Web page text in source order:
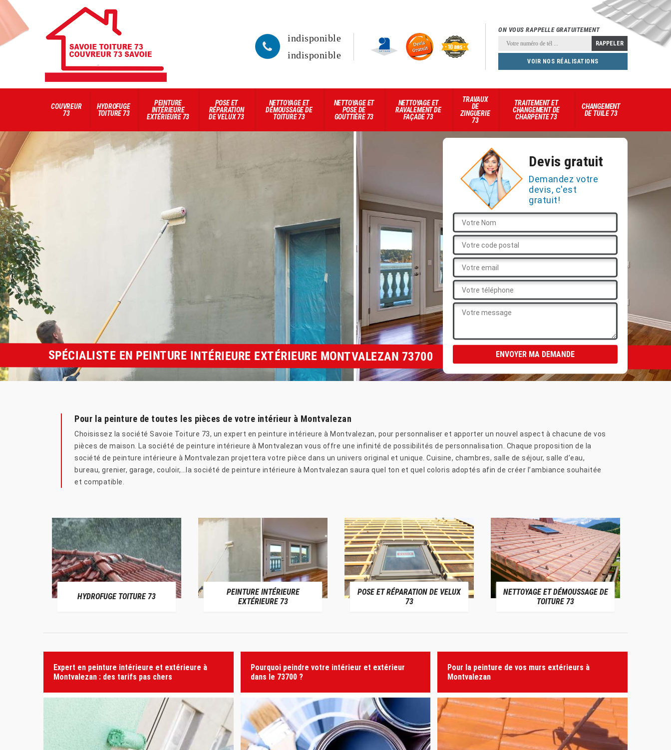
indisponible
indisponible
ON VOUS RAPPELLE GRATUITEMENT
VOIR NOS RÉALISATIONS
COUVREUR
73
HYDROFUGE
TOITURE 73
PEINTURE
INTÉRIEURE
EXTÉRIEURE 73
POSE ET
RÉPARATION
DE VELUX 73
NETTOYAGE ET
DÉMOUSSAGE DE
TOITURE 73
NETTOYAGE ET
POSE DE
GOUTTIÈRE 73
NETTOYAGE ET
RAVALEMENT DE
FAÇADE 73
TRAVAUX
DE
ZINGUERIE
73
TRAITEMENT ET
CHANGEMENT DE
CHARPENTE 73
CHANGEMENT
DE TUILE 73
Devis gratuit
Demandez votre
devis, c'est
gratuit!
SPÉCIALISTE EN PEINTURE INTÉRIEURE EXTÉRIEURE MONTVALEZAN 73700
Pour la peinture de toutes les pièces de votre intérieur à Montvalezan
Choisissez la société Savoie Toiture 73, un expert en peinture intérieure à Montvalezan, pour personnaliser et apporter un nouvel aspect à chacune de vos
pièces de maison. La société de peinture intérieure à Montvalezan vous offre une infinité de possibilités de personnalisation. Chaque proposition de la
société de peinture intérieure à Montvalezan projettera votre pièce dans un univers original et unique. Cuisine, chambres, salle de séjour, salle d’eau,
bureau, grenier, garage, couloir,…la société de peinture intérieure à Montvalezan saura quel ton et quel coloris adoptés afin de créer l’ambiance souhaitée
et compatible.
HYDROFUGE TOITURE 73
PEINTURE INTÉRIEURE
EXTÉRIEURE 73
POSE ET RÉPARATION DE VELUX
73
NETTOYAGE ET DÉMOUSSAGE DE
TOITURE 73
Expert en peinture intérieure et extérieure à
Montvalezan : des tarifs pas chers
Pourquoi peindre votre intérieur et extérieur
dans le 73700 ?
Pour la peinture de vos murs extérieurs à
Montvalezan